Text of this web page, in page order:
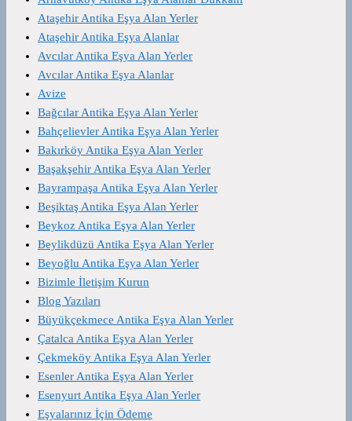
Ataşehir Antika Eşya Alan Yerler
Ataşehir Antika Eşya Alanlar
Avcılar Antika Eşya Alan Yerler
Avcılar Antika Eşya Alanlar
Avize
Bağcılar Antika Eşya Alan Yerler
Bahçelievler Antika Eşya Alan Yerler
Bakırköy Antika Eşya Alan Yerler
Başakşehir Antika Eşya Alan Yerler
Bayrampaşa Antika Eşya Alan Yerler
Beşiktaş Antika Eşya Alan Yerler
Beykoz Antika Eşya Alan Yerler
Beylikdüzü Antika Eşya Alan Yerler
Beyoğlu Antika Eşya Alan Yerler
Bizimle İletişim Kurun
Blog Yazıları
Büyükçekmece Antika Eşya Alan Yerler
Çatalca Antika Eşya Alan Yerler
Çekmeköy Antika Eşya Alan Yerler
Esenler Antika Eşya Alan Yerler
Esenyurt Antika Eşya Alan Yerler
Eşyalarınız İçin Ödeme